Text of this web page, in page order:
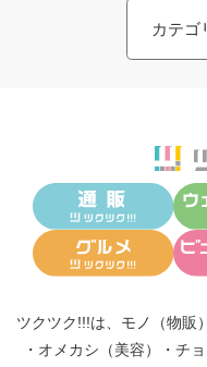
カテゴ
ツクツク!!!は、 モノ（物販）
・ オメカシ（美容） ・ チ